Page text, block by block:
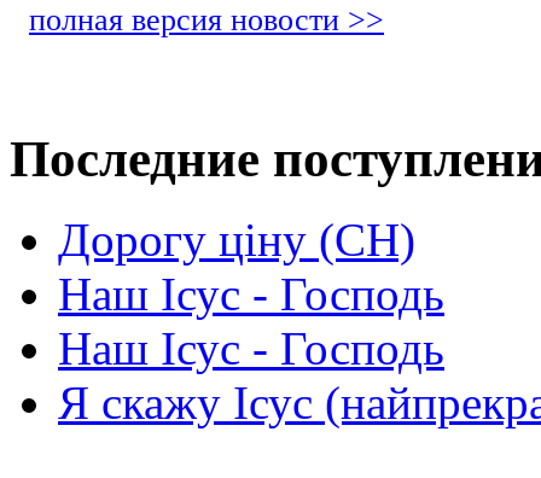
полная версия новости >>
Последние
Дорогу ціну (СН)
Наш Ісус - Господь
Наш Ісус - Господь
Я скажу Ісус